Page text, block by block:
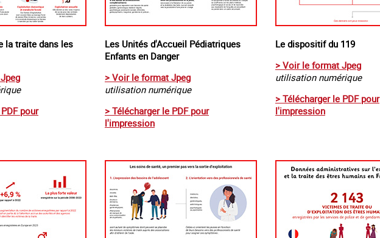
en France
#Devenir : l'accompagnement des mineurs
victime de traite
Les nouveaux visages de l'esclavage
la traite dans les
pour
Les Unités d'Accueil Pédiatriques
Enfants en Danger
> Voir le format Jpeg
utilisation numérique
> Télécharger le PDF pour
l'impression
Le dispositif du 119
> Voir le format Jpeg
utilisation numérique
> Télécharger le PDF pour
l'impression